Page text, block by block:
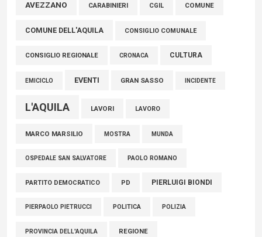
Marcinelle, Verrecchia (FdI): "Un minuto di raccoglimento in
connazionali tra cui molti abruzzesi"
06 Agosto 2026
AVEZZANO CARABINIERI CGIL COMUNE
COMUNE DELL'AQUILA CONSIGLIO COMUNALE
CONSIGLIO REGIONALE CRONACA CULTURA
EMICICLO EVENTI GRAN SASSO INCIDENTE
L'AQUILA LAVORI LAVORO
MARCO MARSILIO MOSTRA MUNDA
OSPEDALE SAN SALVATORE PAOLO ROMANO
PARTITO DEMOCRATICO PD PIERLUIGI BIONDI
PIERPAOLO PIETRUCCI POLITICA POLIZIA
PROVINCIA DELL'AQUILA REGIONE